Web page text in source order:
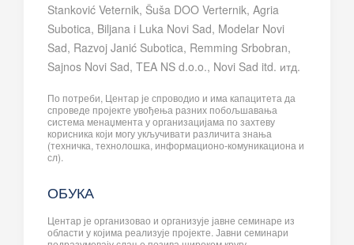
Stanković Veternik, Šuša DOO Verternik, Agria
Subotica, Biljana i Luka Novi Sad, Modelar Novi
Sad, Razvoj Janić Subotica, Remming Srbobran,
Sajnos Novi Sad, TEA NS d.o.o., Novi Sad itd. итд.
По потреби, Центар је спроводио и има капацитета да
спроведе пројекте увођења разних побољшавања
система менаџмента у организацијама по захтеву
корисника који могу укључивати различита знања
(техничка, технолошка, информационо-комуникациона и
сл).
ОБУКА
Центар је организовао и организује јавне семинаре из
области у којима реализује пројекте. Јавни семинари